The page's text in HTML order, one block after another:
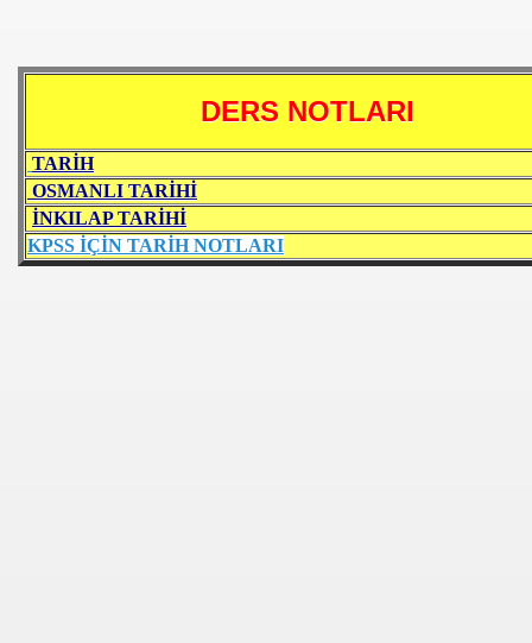
DERS NOTLARI
TARİH
OSMANLI TARİHİ
İNKILAPTARİHİ
KPSS İÇİN TARİH NOTLARI